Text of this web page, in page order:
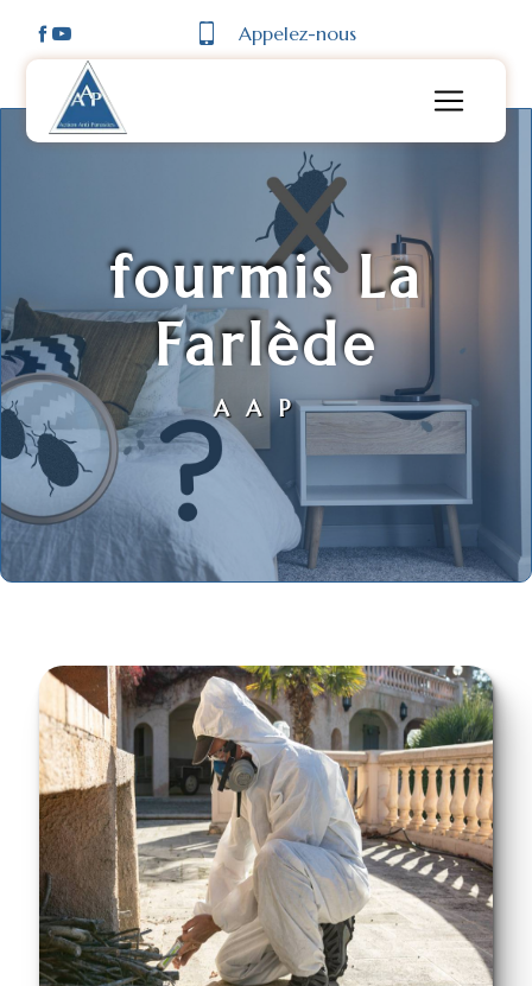
Appelez-nous
fourmis La
Farlède
AAP